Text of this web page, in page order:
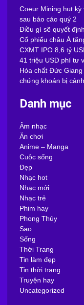
Coeur Mining hụt
sau báo cáo quý 2
Điều gì sẽ quyết
Cổ phiếu châu Á
CXMT IPO 8,6 tỷ
41 triệu USD phí tư
Hóa chất Đức
chứng khoán bị
Danh mục
Âm nhạc
Ăn chơi
Anime – Manga
Cuộc sống
Đẹp
Nhạc hot
Nhạc mới
Nhạc trẻ
Phim hay
Phong Thủy
Sao
Sống
Thời Trang
Tin làm đẹp
Tin thời trang
Truyện hay
Uncategorized